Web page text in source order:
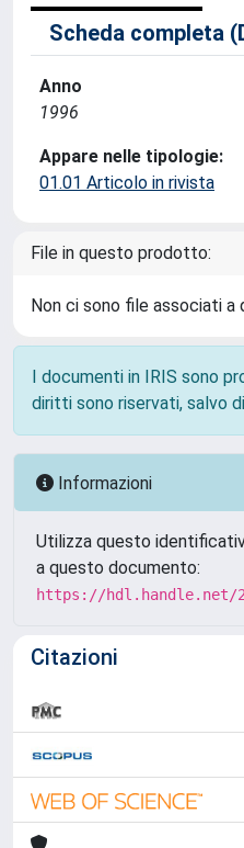
Scheda completa
Anno
1996
Appare nelle tipologie:
01.01 Articolo in rivista
File in questo prodotto:
Non ci sono file associati
I documenti in IRIS sono
diritti sono riservati, salvo
Informazioni
Utilizza questo
a questo documento:
https://hdl.handle.net/
Citazioni